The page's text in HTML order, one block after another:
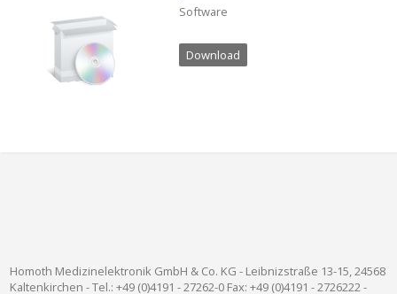
Kontakt
Software
Download
Homoth Medizinelektronik GmbH & Co. KG - Leibnizstraße 13-15, 24568
Kaltenkirchen - Tel.: +49 (0)4191 - 27262-0 Fax: +49 (0)4191 - 2726222 -